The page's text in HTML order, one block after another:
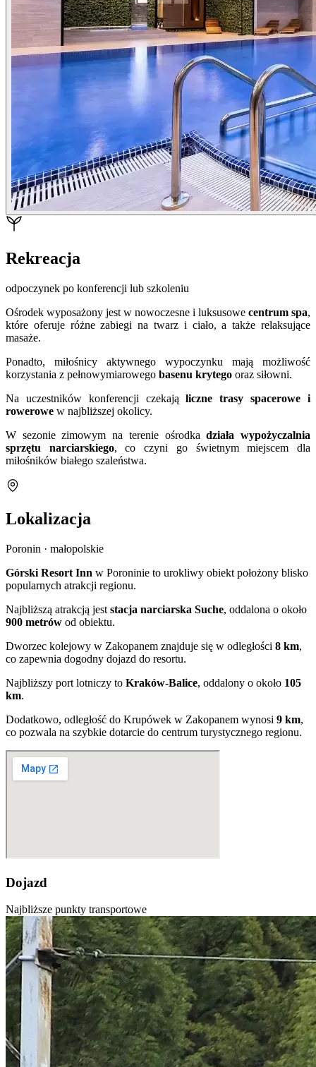
Rekreacja
odpoczynek po konferencji lub szkoleniu
Ośrodek wyposażony jest w nowoczesne i luksusowe centrum spa,
które oferuje różne zabiegi na twarz i ciało, a także relaksujące
masaże.
Ponadto, miłośnicy aktywnego wypoczynku mają możliwość
korzystania z pełnowymiarowego basenu krytego oraz siłowni.
Na uczestników konferencji czekają liczne trasy spacerowe i
rowerowe w najbliższej okolicy.
W sezonie zimowym na terenie ośrodkadziała wypożyczalnia
sprzętu narciarskiego, co czyni go świetnym miejscem dla
miłośników białego szaleństwa.
Lokalizacja
Poronin · małopolskie
Górski Resort Inn w Poroninie to urokliwy obiekt położony blisko
popularnych atrakcji regionu.
Najbliższą atrakcją jest stacja narciarska Suche, oddalona o około
900 metrów od obiektu.
Dworzec kolejowy w Zakopanem znajduje się w odległości 8 km,
co zapewnia dogodny dojazd do resortu.
Najbliższy port lotniczy to Kraków-Balice, oddalony o około 105
km.
Dodatkowo, odległość do Krupówek w Zakopanem wynosi 9 km,
co pozwala na szybkie dotarcie do centrum turystycznego regionu.
Dojazd
Najbliższe punkty transportowe